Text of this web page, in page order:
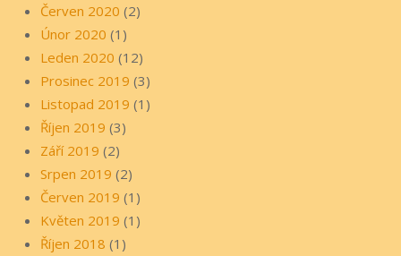
Červen 2020 (2)
Únor 2020 (1)
Leden 2020 (12)
Prosinec 2019 (3)
Listopad 2019 (1)
Říjen 2019 (3)
Září 2019 (2)
Srpen 2019 (2)
Červen 2019 (1)
Květen 2019 (1)
Říjen 2018 (1)